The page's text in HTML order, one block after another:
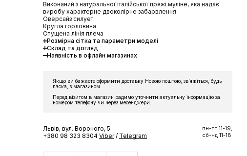
Виконаний з натуральної італійської пряжі муліне, яка надає
виробу характерне двоколірне забарвлення
Оверсайз силует
Кругла горловина
Спущена лінія плеча
Розмірна сітка та параметри моделі
Склад та догляд
Наявність в офлайн магазинах
Якщо ви бажаєте оформити доставку Новою поштою, звʼяжіться, будь
ласка, з магазином.
Перед візитом в магазин радимо уточнити актуальну інформацію за
номером телефону чи через месенджери.
Львів, вул. Вороного, 5
+380 98 323 8304 Viber / Telegram
пн-пт 11-19,
сб-нд 11-18